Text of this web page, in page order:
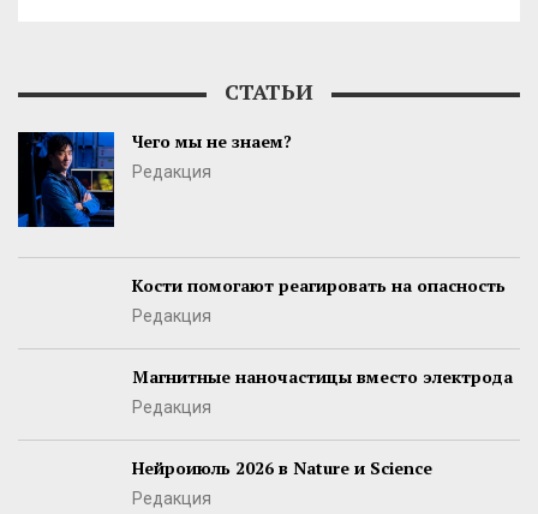
СТАТЬИ
Чего мы не знаем?
Редакция
Кости помогают реагировать на опасность
Редакция
Магнитные наночастицы вместо электрода
Редакция
Нейроиюль 2026 в Nature и Science
Редакция